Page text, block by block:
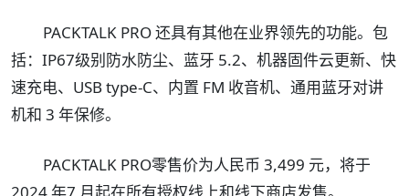
PACKTALK PRO 还具有其他在业界领先的功能。包
括：IP67级别防水防尘、蓝牙 5.2、机器固件云更新、快
速充电、USB type-C、内置 FM 收音机、通用蓝牙对讲
机和 3 年保修。
PACKTALK PRO零售价为人民币 3,499 元，将于